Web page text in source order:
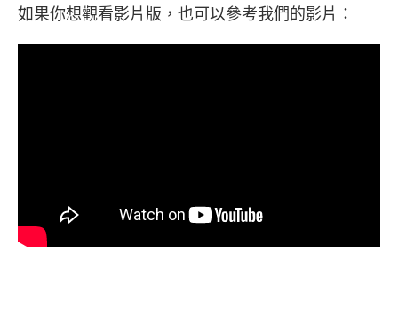
如果你想觀看影片版，也可以參考我們的影片：